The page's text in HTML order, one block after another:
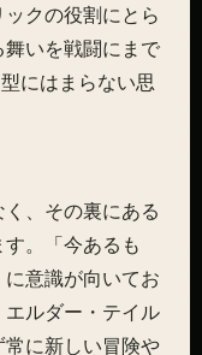
クの役割にとら
いを戦闘にまで
にはまらない思
、その裏にある
。「今あるも
意識が向いてお
ルダー・テイル
に新しい冒険や